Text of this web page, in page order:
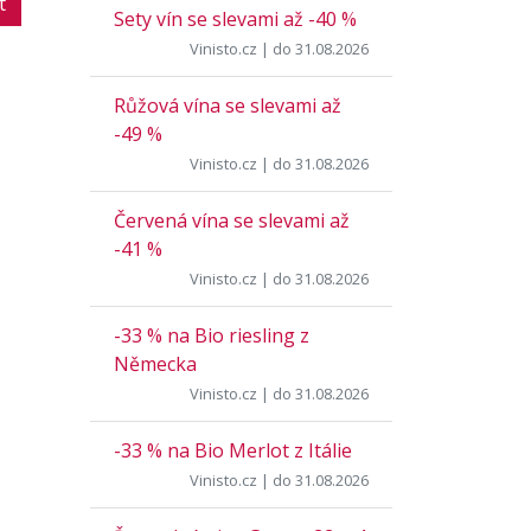
Sety vín se slevami až -40 %
Vinisto.cz | do 31.08.2026
Růžová vína se slevami až
-49 %
Vinisto.cz | do 31.08.2026
Červená vína se slevami až
-41 %
Vinisto.cz | do 31.08.2026
-33 % na Bio riesling z
Německa
Vinisto.cz | do 31.08.2026
-33 % na Bio Merlot z Itálie
Vinisto.cz | do 31.08.2026